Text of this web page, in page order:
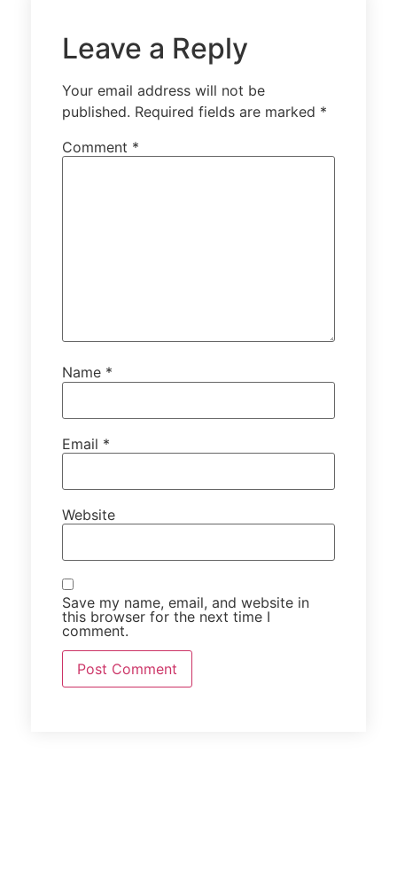
Leave a Reply
Your email address will not be
published. Required fields are marked *
Comment *
Name *
Email *
Website
Save my name, email, and website in
this browser for the next time I
comment.